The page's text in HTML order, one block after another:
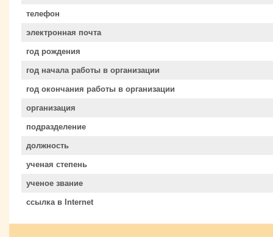
телефон
электронная почта
год рождения
год начала работы в организации
год окончания работы в организации
организация
подразделение
должность
ученая степень
ученое звание
ссылка в Internet